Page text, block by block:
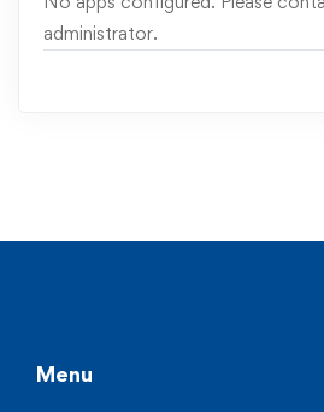
administrator.
Menu